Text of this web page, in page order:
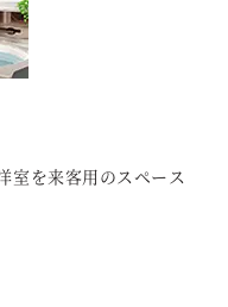
室を来客用のスペース